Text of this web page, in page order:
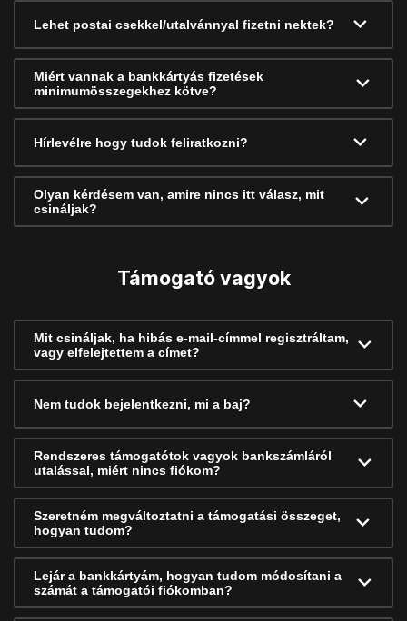
Lehet postai csekkel/utalvánnyal fizetni nektek?
Miért vannak a bankkártyás fizetések
minimumösszegekhez kötve?
Hírlevélre hogy tudok feliratkozni?
Olyan kérdésem van, amire nincs itt válasz, mit
csináljak?
Támogató vagyok
Mit csináljak, ha hibás e-mail-címmel regisztráltam,
vagy elfelejtettem a címet?
Nem tudok bejelentkezni, mi a baj?
Rendszeres támogatótok vagyok bankszámláról
utalással, miért nincs fiókom?
Szeretném megváltoztatni a támogatási összeget,
hogyan tudom?
Lejár a bankkártyám, hogyan tudom módosítani a
számát a támogatói fiókomban?